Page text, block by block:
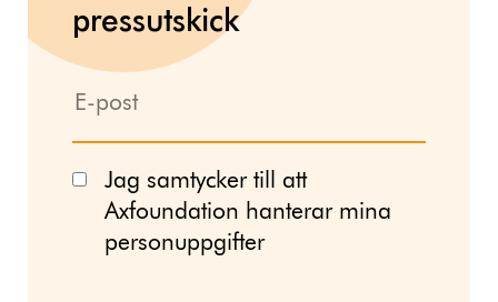
pressutskick
Jag samtycker till att
Axfoundation hanterar mina
personuppgifter